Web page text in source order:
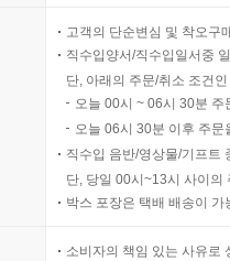
고객의 단순변심 및 착오구
직수입양서/직수입일서중
단, 아래의 주문/취소 조건
오늘 00시 ~ 06시 30분
오늘 06시 30분 이후 주
직수입 음반/영상물/기프트
단, 당일 00시~13시 사이의
박스 포장은 택배 배송이
소비자의 책임 있는 사유로